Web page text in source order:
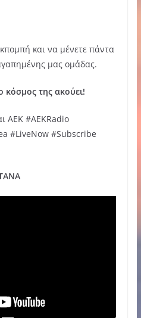
και να μένετε πάντα
μας ομάδας.
κόσμος της ακούει!
ΑΕΚ #AEKRadio
#LiveNow #Subscribe